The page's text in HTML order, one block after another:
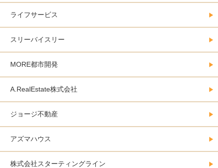
ライフサービス
スリーバイスリー
MORE都市開発
A.RealEstate株式会社
ジョージ不動産
アズマハウス
株式会社スターティングライン